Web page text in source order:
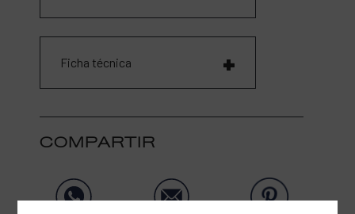
Ficha técnica
COMPARTIR